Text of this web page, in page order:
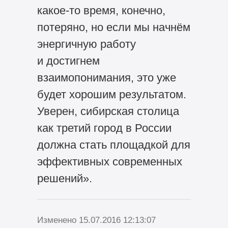
какое-то время, конечно,
потеряно, но если мы начнём
энергичную работу
и достигнем
взаимопонимания, это уже
будет хорошим результатом.
Уверен, сибирская столица
как третий город в России
должна стать площадкой для
эффективных современных
решений».
Изменено 15.07.2016 12:13:07